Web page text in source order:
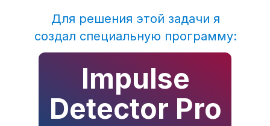
Для решения этой задачи я
создал специальную программу:
Impulse
Detector Pro